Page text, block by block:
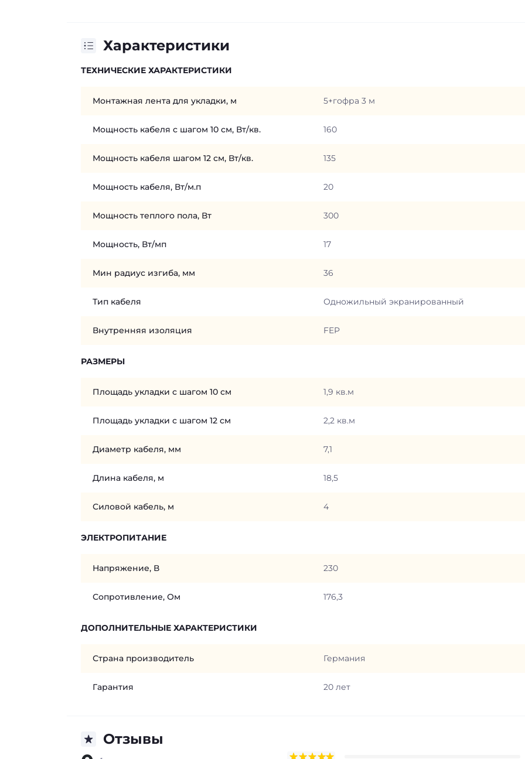
Характеристики
ТЕХНИЧЕСКИЕ ХАРАКТЕРИСТИКИ
Монтажная лента для укладки, м 5+гофра 3 м
Мощность кабеля с шагом 10 см, Вт/кв. 160
Мощность кабеля шагом 12 см, Вт/кв. 135
Мощность кабеля, Вт/м.п 20
Мощность теплого пола, Вт 300
Мощность, Вт/мп 17
Мин радиус изгиба, мм 36
Тип кабеля Одножильный экранированный
Внутренняя изоляция FEP
РАЗМЕРЫ
Площадь укладки с шагом 10 см 1,9 кв.м
Площадь укладки с шагом 12 см 2,2 кв.м
Диаметр кабеля, мм 7,1
Длина кабеля, м 18,5
Силовой кабель, м 4
ЭЛЕКТРОПИТАНИЕ
Напряжение, В 230
Сопротивление, Ом 176,3
ДОПОЛНИТЕЛЬНЫЕ ХАРАКТЕРИСТИКИ
Страна производитель Германия
Гарантия 20 лет
Отзывы